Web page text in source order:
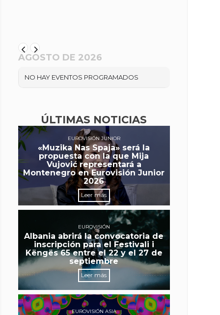
AGOSTO DE 2026
NO HAY EVENTOS PROGRAMADOS
ÚLTIMAS NOTICIAS
EUROVISIÓN JUNIOR
«Muzika Nas Spaja» será la
propuesta con la que Mija
Vujović representará a
Montenegro en Eurovisión Junior
2026
Leer más
EUROVISIÓN
Albania abrirá la convocatoria de
inscripción para el Festivali i
Këngës 65 entre el 22 y el 27 de
septiembre
Leer más
EUROVISIÓN ASIA